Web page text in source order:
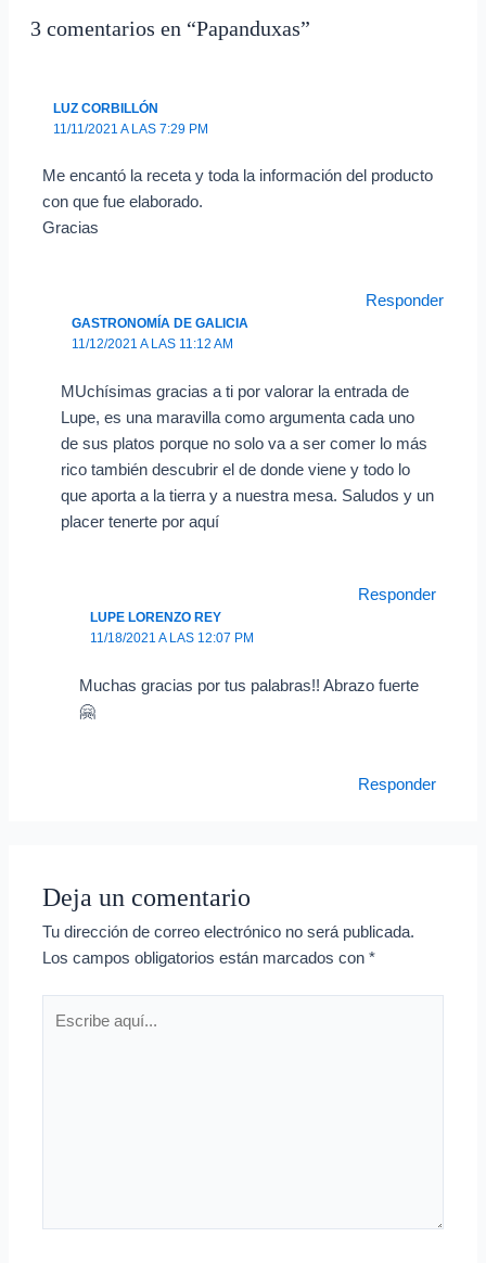
3 comentarios en “Papanduxas”
LUZ CORBILLÓN
11/11/2021 A LAS 7:29 PM
Me encantó la receta y toda la información del producto
con que fue elaborado.
Gracias
Responder
GASTRONOMÍA DE GALICIA
11/12/2021 A LAS 11:12 AM
MUchísimas gracias a ti por valorar la entrada de
Lupe, es una maravilla como argumenta cada uno
de sus platos porque no solo va a ser comer lo más
rico también descubrir el de donde viene y todo lo
que aporta a la tierra y a nuestra mesa. Saludos y un
placer tenerte por aquí
Responder
LUPE LORENZO REY
11/18/2021 A LAS 12:07 PM
Muchas gracias por tus palabras!! Abrazo fuerte
🤗
Responder
Deja un comentario
Tu dirección de correo electrónico no será publicada.
Los campos obligatorios están marcados con*